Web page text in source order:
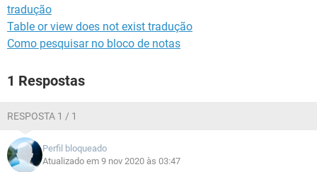
tradução
Table or view does not exist tradução
Como pesquisar no bloco de notas
1 Respostas
RESPOSTA 1 / 1
Perfil bloqueado
Atualizado em 9 nov 2020 às 03:47